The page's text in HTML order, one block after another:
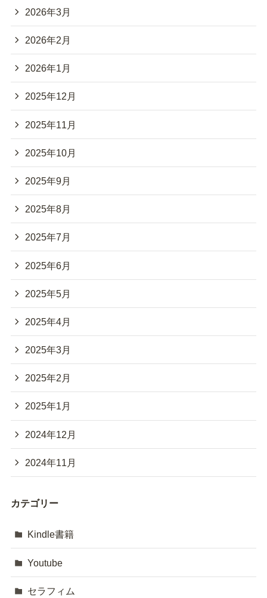
2026年3月
2026年2月
2026年1月
2025年12月
2025年11月
2025年10月
2025年9月
2025年8月
2025年7月
2025年6月
2025年5月
2025年4月
2025年3月
2025年2月
2025年1月
2024年12月
2024年11月
カテゴリー
Kindle書籍
Youtube
セラフィム